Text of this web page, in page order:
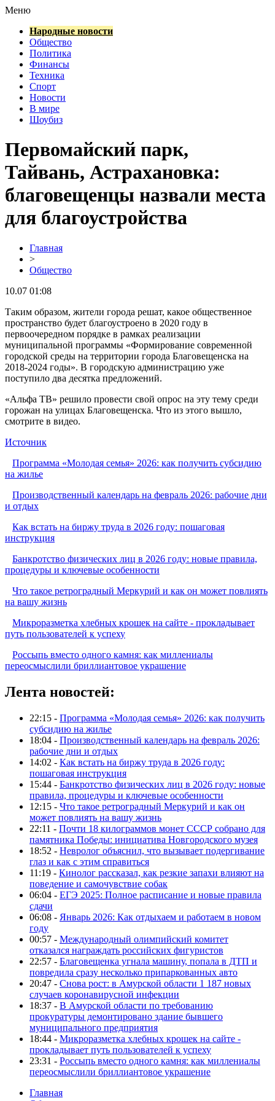
Меню
Народные новости
Общество
Политика
Финансы
Техника
Спорт
Новости
В мире
Шоубиз
Первомайский парк,
Тайвань, Астрахановка:
благовещенцы назвали места
для благоустройства
Главная
>
Общество
10.07 01:08
Таким образом, жители города решат, какое общественное
пространство будет благоустроено в 2020 году в
первоочередном порядке в рамках реализации
муниципальной программы «Формирование современной
городской среды на территории города Благовещенска на
2018-2024 годы». В городскую администрацию уже
поступило два десятка предложений.
«Альфа ТВ» решило провести свой опрос на эту тему среди
горожан на улицах Благовещенска. Что из этого вышло,
смотрите в видео.
Источник
Программа «Молодая семья» 2026: как получить субсидию
на жилье
Производственный календарь на февраль 2026: рабочие дни
и отдых
Как встать на биржу труда в 2026 году: пошаговая
инструкция
Банкротство физических лиц в 2026 году: новые правила,
процедуры и ключевые особенности
Что такое ретроградный Меркурий и как он может повлиять
на вашу жизнь
Микроразметка хлебных крошек на сайте - прокладывает
путь пользователей к успеху
Россыпь вместо одного камня: как миллениалы
переосмыслили бриллиантовое украшение
Лента новостей:
22:15 - Программа «Молодая семья» 2026: как получить
субсидию на жилье
18:04 - Производственный календарь на февраль 2026:
рабочие дни и отдых
14:02 - Как встать на биржу труда в 2026 году:
пошаговая инструкция
15:44 - Банкротство физических лиц в 2026 году: новые
правила, процедуры и ключевые особенности
12:15 - Что такое ретроградный Меркурий и как он
может повлиять на вашу жизнь
22:11 - Почти 18 килограммов монет СССР собрано для
памятника Победы: инициатива Новгородского музея
18:52 - Невролог объяснил, что вызывает подергивание
глаз и как с этим справиться
11:19 - Кинолог рассказал, как резкие запахи влияют на
поведение и самочувствие собак
06:04 - ЕГЭ 2025: Полное расписание и новые правила
сдачи
06:08 - Январь 2026: Как отдыхаем и работаем в новом
году
00:57 - Международный олимпийский комитет
отказался награждать российских фигуристов
22:57 - Благовещенка угнала машину, попала в ДТП и
повредила сразу несколько припаркованных авто
20:47 - Снова рост: в Амурской области 1 187 новых
случаев коронавирусной инфекции
18:37 - В Амурской области по требованию
прокуратуры демонтировано здание бывшего
муниципального предприятия
18:44 - Микроразметка хлебных крошек на сайте -
прокладывает путь пользователей к успеху
23:31 - Россыпь вместо одного камня: как миллениалы
переосмыслили бриллиантовое украшение
Главная